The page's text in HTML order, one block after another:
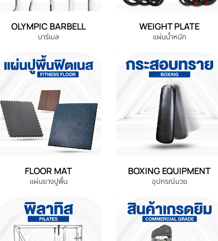
OLYMPIC BARBELL
บาร์เบล
WEIGHT PLATE
แผ่นน้ำหนัก
FLOOR MAT
แผ่นยางปูพื้น
BOXING EQUIPMENT
อุปกรณ์มวย